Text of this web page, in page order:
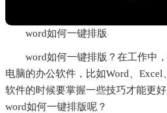
word如何一键排版
word如何一键排版？在工作中
电脑的办公软件，比如Word、
软件的时候要掌握一些技巧才能更
word如何一键排版呢？